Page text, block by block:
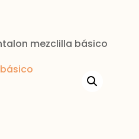
mezclilla básico